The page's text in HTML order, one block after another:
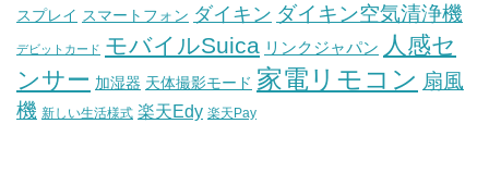
スプレイ スマートフォン ダイキン ダイキン空気清浄機
デビットカード モバイルSuica リンクジャパン 人感セ
ンサー 加湿器 天体撮影モード 家電リモコン 扇風
機 新しい生活様式 楽天Edy 楽天Pay